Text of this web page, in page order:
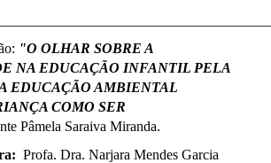
"O OLHAR SOBRE A
NA EDUCAÇÃO INFANTIL PELA
EDUCAÇÃO AMBIENTAL
COMO SER
Pâmela Saraiva Miranda.
Profa. Dra. Narjara Mendes Garcia